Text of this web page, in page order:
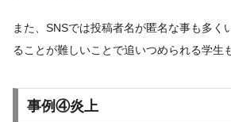
また、SNSでは投稿者名が匿名な事も多く
ることが難しいことで追いつめられる学生
事例④炎上